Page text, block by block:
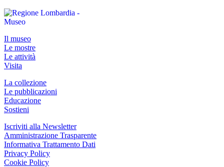
Il museo
Le mostre
Le attività
Visita
La collezione
Le pubblicazioni
Educazione
Sostieni
Iscriviti alla Newsletter
Amministrazione Trasparente
Informativa Trattamento Dati
Privacy Policy
Cookie Policy